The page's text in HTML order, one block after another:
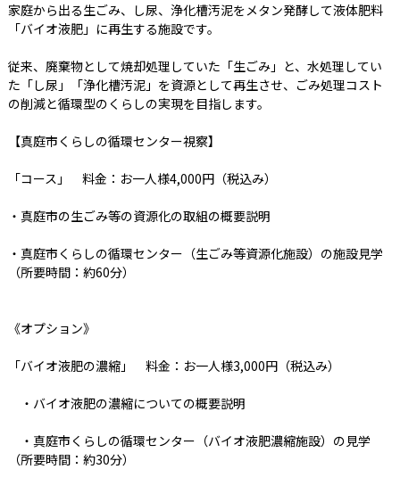
家庭から出る生ごみ、し尿、浄化槽汚泥をメタン発酵して液体肥料
「バイオ液肥」に再生する施設です。
従来、廃棄物として焼却処理していた「生ごみ」と、水処理してい
た「し尿」「浄化槽汚泥」を資源として再生させ、ごみ処理コスト
の削減と循環型のくらしの実現を目指します。
【真庭市くらしの循環センター視察】
「コース」 料金：お一人様4,000円（税込み）
・真庭市の生ごみ等の資源化の取組の概要説明
・真庭市くらしの循環センター（生ごみ等資源化施設）の施設見学
（所要時間：約60分）
《オプション》
「バイオ液肥の濃縮」 料金：お一人様3,000円（税込み）
・バイオ液肥の濃縮についての概要説明
・真庭市くらしの循環センター（バイオ液肥濃縮施設）の見学
（所要時間：約30分）